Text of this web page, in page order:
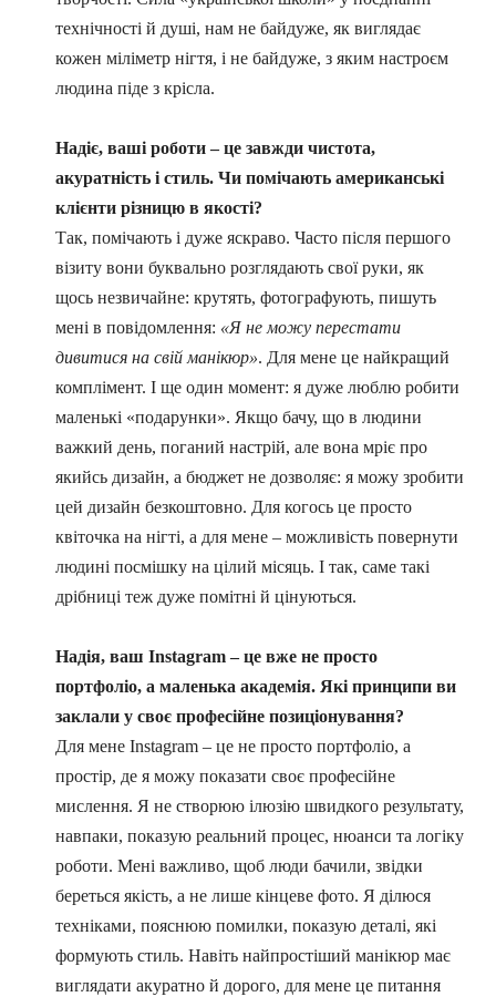
технічності й душі, нам не байдуже, як виглядає
кожен міліметр нігтя, і не байдуже, з яким настроєм
людина піде з крісла.
Надіє, ваші роботи – це завжди чистота,
акуратність і стиль. Чи помічають американські
клієнти різницю в якості?
Так, помічають і дуже яскраво. Часто після першого
візиту вони буквально розглядають свої руки, як
щось незвичайне: крутять, фотографують, пишуть
мені в повідомлення: «Я не можу перестати
дивитися на свій манікюр». Для мене це найкращий
комплімент. І ще один момент: я дуже люблю робити
маленькі «подарунки». Якщо бачу, що в людини
важкий день, поганий настрій, але вона мріє про
якийсь дизайн, а бюджет не дозволяє: я можу зробити
цей дизайн безкоштовно. Для когось це просто
квіточка на нігті, а для мене – можливість повернути
людині посмішку на цілий місяць. І так, саме такі
дрібниці теж дуже помітні й цінуються.
Надія, ваш Instagram – це вже не просто
портфоліо, а маленька академія. Які принципи ви
заклали у своє професійне позиціонування?
Для мене Instagram – це не просто портфоліо, а
простір, де я можу показати своє професійне
мислення. Я не створюю ілюзію швидкого результату,
навпаки, показую реальний процес, нюанси та логіку
роботи. Мені важливо, щоб люди бачили, звідки
береться якість, а не лише кінцеве фото. Я ділюся
техніками, пояснюю помилки, показую деталі, які
формують стиль. Навіть найпростіший манікюр має
виглядати акуратно й дорого, для мене це питання